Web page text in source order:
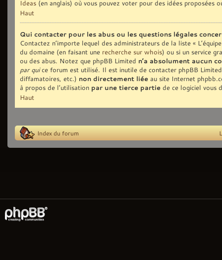
Ideas (en anglais) où vous pouvez voter pour des idées proposées
Haut
Qui contacter pour les abus ou les questions légales
Contactez n’importe lequel des administrateurs de la liste «
du domaine (en faisant une recherche sur whois) ou si un service
ou des abus. Notez que phpBB Limited n’a absolument aucun
par quice forum est utilisé. Il est inutile de contacter phpBB
diffamatoires, etc.) non directement liée au site Internet
à propos de l’utilisation par une tierce partie de ce logiciel vous
Haut
Index du forum